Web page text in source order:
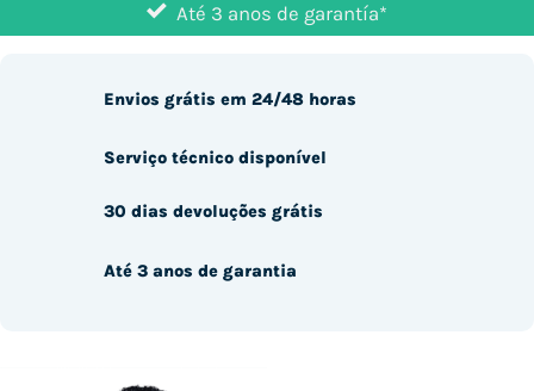
Até 3 anos de garantía*
Envios grátis em 24/48 horas
Serviço técnico disponível
30 dias devoluções grátis
Até 3 anos de garantia